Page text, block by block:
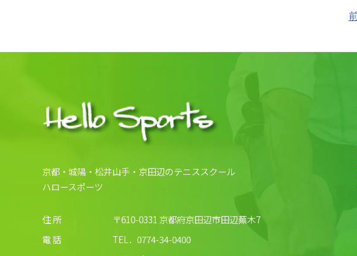
京都・城陽・松井山手・京田辺のテニススクール
ハロースポーツ
住 所
〒610-0331 京都府京田辺市田辺蕪木7
電 話
TEL． 0774-34-0400